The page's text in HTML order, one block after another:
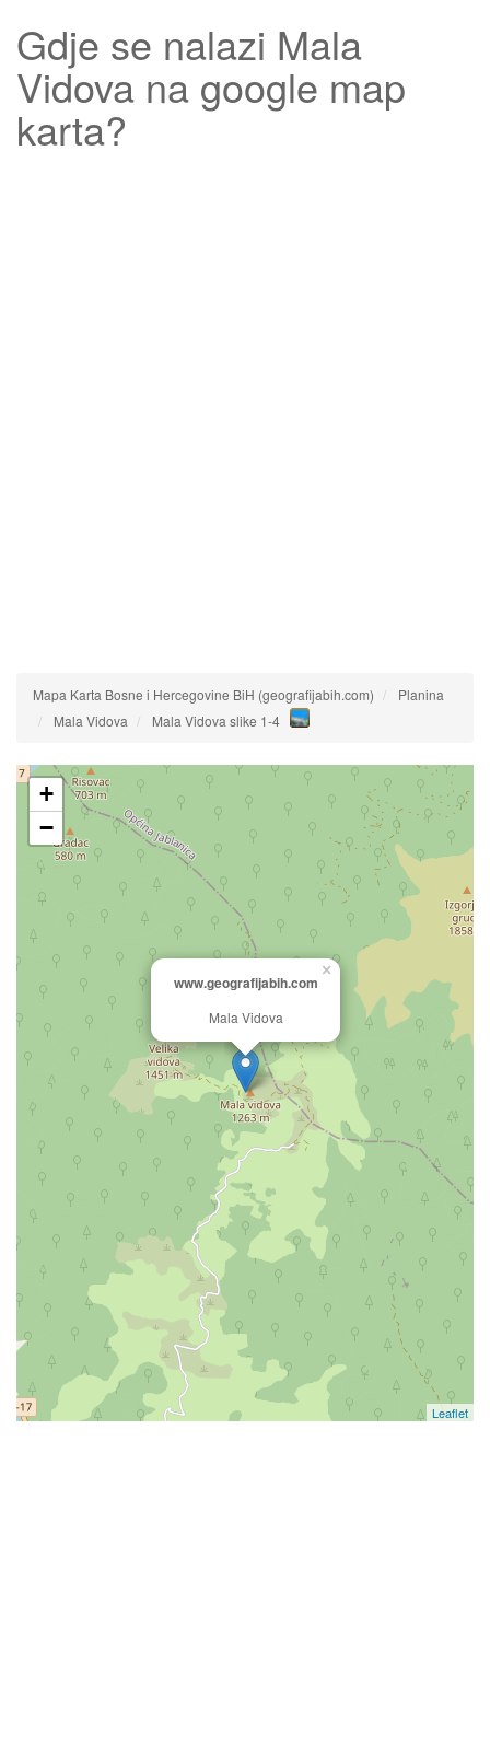
Gdje se nalazi Mala
Vidova na google map
karta?
Mapa Karta Bosne i Hercegovine BiH (geografijabih.com)
Planina
Mala Vidova
Mala Vidova slike 1-4
www.geografijabih.com
Mala Vidova
×
+
−
Leaflet